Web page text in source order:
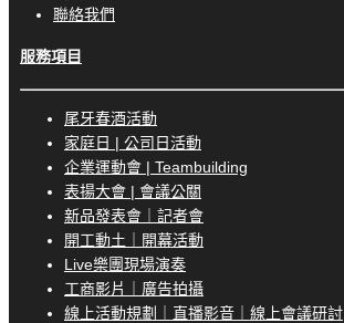
聯絡我們
服務項目
尾牙春酒活動
家庭日 | 公司日活動
企業運動會 | Teambuilding
表揚大會 | 會議公關
新品發表會｜記者會
開工動土｜開幕活動
Live樂團現場演奏
工商影片｜廣告拍攝
線上活動規劃｜直播影音｜線上會議研討